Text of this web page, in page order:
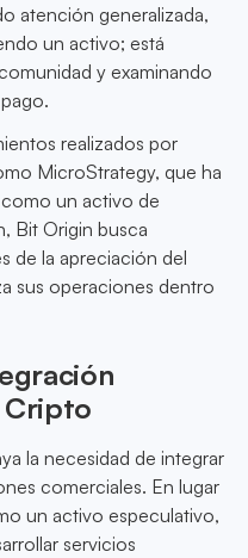
atención generalizada,
un activo; está
y examinando
realizados por
MicroStrategy, que ha
un activo de
Bit Origin busca
de la apreciación del
sus operaciones dentro
Cripto
la necesidad de integrar
comerciales. En lugar
un activo especulativo,
servicios